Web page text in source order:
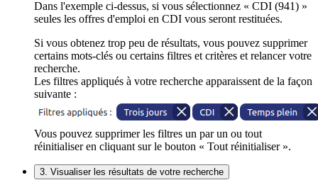
Dans l'exemple ci-dessus, si vous sélectionnez « CDI (941) »
seules les offres d'emploi en CDI vous seront restituées.
Si vous obtenez trop peu de résultats, vous pouvez supprimer
certains mots-clés ou certains filtres et critères et relancer votre
recherche.
Les filtres appliqués à votre recherche apparaissent de la façon
suivante :
Vous pouvez supprimer les filtres un par un ou tout
réinitialiser en cliquant sur le bouton « Tout réinitialiser ».
3. Visualiser les résultats de votre recherche